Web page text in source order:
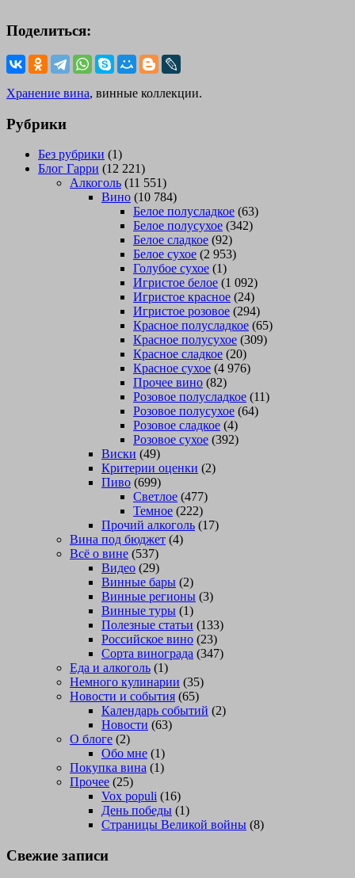
Поделиться:
Хранение вина, винные коллекции.
Рубрики
Без рубрики (1)
Блог Гарри (12 221)
Алкоголь (11 551)
Вино (10 784)
Белое полусладкое (63)
Белое полусухое (342)
Белое сладкое (92)
Белое сухое (2 953)
Голубое сухое (1)
Игристое белое (1 092)
Игристое красное (24)
Игристое розовое (294)
Красное полусладкое (65)
Красное полусухое (309)
Красное сладкое (20)
Красное сухое (4 976)
Прочее вино (82)
Розовое полусладкое (11)
Розовое полусухое (64)
Розовое сладкое (4)
Розовое сухое (392)
Виски (49)
Критерии оценки (2)
Пиво (699)
Светлое (477)
Темное (222)
Прочий алкоголь (17)
Вина под бюджет (4)
Всё о вине (537)
Видео (29)
Винные бары (2)
Винные регионы (3)
Винные туры (1)
Полезные статьи (133)
Российское вино (23)
Сорта винограда (347)
Еда и алкоголь (1)
Немного кулинарии (35)
Новости и события (65)
Календарь событий (2)
Новости (63)
О блоге (2)
Обо мне (1)
Покупка вина (1)
Прочее (25)
Vox populi (16)
День победы (1)
Страницы Великой войны (8)
Свежие записи